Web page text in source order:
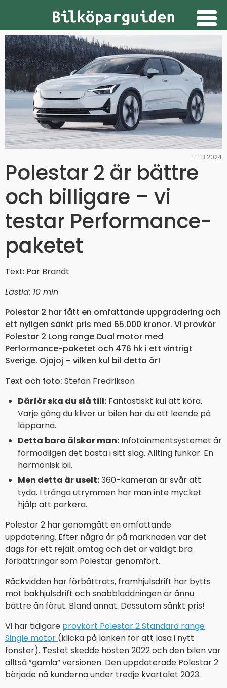
Guider
Provkörningar
Nyheter
Prenumerera
Annonsera
1 FEB 2024
Polestar 2 är bättre
och billigare – vi
testar Performance-
paketet
Text: Par Brandt
Lästid: 10 min
Polestar 2 har fått en omfattande uppgradering och
ett nyligen sänkt pris med 65.000 kronor. Vi provkör
Polestar 2 Long range Dual motor med
Performance-paketet och 476 hk i ett vintrigt
Sverige. Ojojoj – vilken kul bil detta är!
Text och foto: Stefan Fredrikson
Därför ska du slå till: Fantastiskt kul att köra.
Varje gång du kliver ur bilen har du ett leende på
läpparna.
Detta bara älskar man: Infotainmentsystemet är
förmodligen det bästa i sitt slag. Allting funkar. En
harmonisk bil.
Men detta är uselt:360-kameran är svår att
tyda. I trånga utrymmen har man inte mycket
hjälp att parkera.
Polestar 2 har genomgått en omfattande
uppdatering. Efter några år på marknaden var det
dags för ett rejält omtag och det är väldigt bra
förbättringar som Polestar genomfört.
Räckvidden har förbättrats, framhjulsdrift har bytts
mot bakhjulsdrift och snabbladdningen är ännu
bättre än förut. Bland annat. Dessutom sänkt pris!
Vi har tidigare provkört Polestar 2 Standard range
Single motor (klicka på länken för att läsa i nytt
fönster). Testet skedde hösten 2022 och den bilen var
alltså ”gamla” versionen. Den uppdaterade Polestar 2
började nå kunderna under tredje kvartalet 2023.